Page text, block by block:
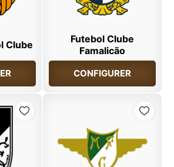
Clube
Futebol Clube
Famalicão
CONFIGURER